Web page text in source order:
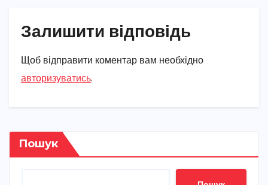
Залишити відповідь
Щоб відправити коментар вам необхідно
авторизуватись.
Пошук